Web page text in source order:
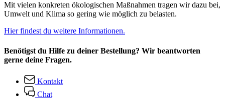
Mit vielen konkreten ökologischen Maßnahmen tragen wir dazu bei,
Umwelt und Klima so gering wie möglich zu belasten.
Hier findest du weitere Informationen.
Benötigst du Hilfe zu deiner Bestellung? Wir beantworten
gerne deine Fragen.
Kontakt
Chat